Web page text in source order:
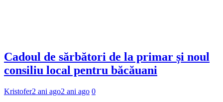
Cadoul de sărbători de la primar și noul
consiliu local pentru băcăuani
Kristofer2 ani ago2 ani ago 0